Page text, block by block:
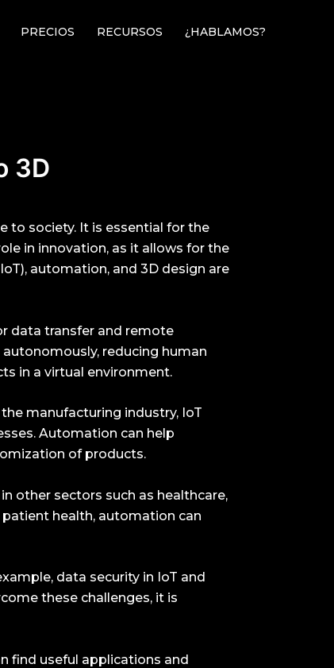
PRECIOS RECURSOS ¿HABLAMOS?
3D
to society. It is essential for the
in innovation, as it allows for the
automation, and 3D design are
data transfer and remote
reducing human
in a virtual environment.
manufacturing industry, IoT
Automation can help
of products.
other sectors such as healthcare,
health, automation can
data security in IoT and
these challenges, it is
find useful applications and